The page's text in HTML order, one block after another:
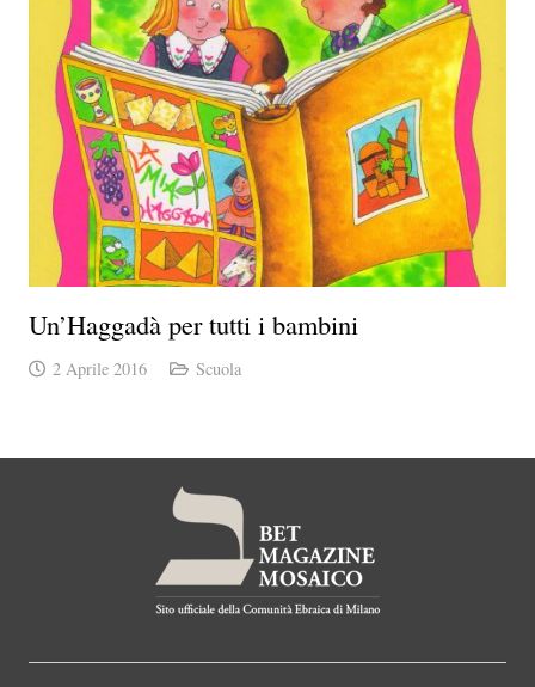
Un’Haggadà per tutti i bambini
2 Aprile 2016 Scuola